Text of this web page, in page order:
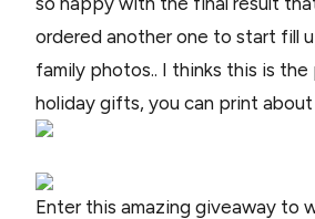
ordered another one to start fill
family photos.. I thinks this is
holiday gifts, you can print about
Enter this amazing giveaway to